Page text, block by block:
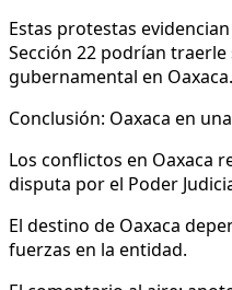
Estas protestas
Sección 22 podrían
gubernamental en Oaxaca.
Conclusión: Oaxaca en
Los conflictos en Oaxaca
disputa por el Poder
El destino de Oaxaca
fuerzas en la entidad.